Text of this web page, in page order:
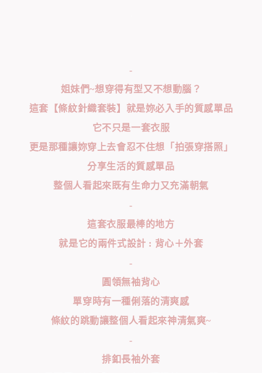
-
姐妹們~想穿得有型又不想動腦？
這套【條紋針織套裝】就是妳必入手的質感單品
它不只是一套衣服
更是那種讓妳穿上去會忍不住想「拍張穿搭照」
分享生活的質感單品
整個人看起來既有生命力又充滿朝氣
-
這套衣服最棒的地方
就是它的兩件式設計 : 背心＋外套
-
圓領無袖背心
單穿時有一種俐落的清爽感
條紋的跳動讓整個人看起來神清氣爽~
-
排釦長袖外套